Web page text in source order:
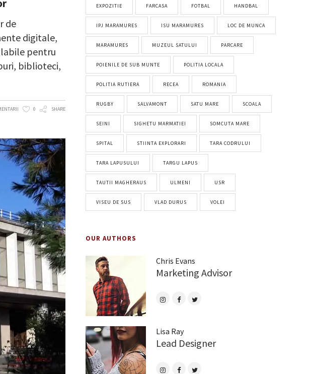
de
digitale,
pentru
biblioteci,
0 SHARE
EXPOZITIE FARCASA FOTBAL HANDBAL
IPJ MARAMURES ISU MARAMURES LOC DE MUNCA
MARAMURES MUZEUL SATULUI PARCARE
POIENILE DE SUB MUNTE POLITIA LOCALA
POLITIA RUTIERA RECEA ROMANIA
RUGBY SALVAMONT SATU MARE SCOALA
SEINI SIGHETU MARMATIEI SOMCUTA MARE
SPITAL STIINTA EXPLORARI TARA CODRULUI
TARA LAPUSULUI TARGU LAPUS
TAUTII MAGHERAUS ULMENI USR
VISEU DE SUS VLAD DURUS VOLEI
OUR AUTHORS
Chris Evans
Marketing Advisor
Lisa Ray
Lead Designer